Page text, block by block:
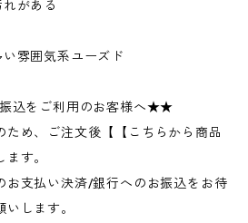
がある
雰囲気系ユーズド
込をご利用のお客様へ★★
ため、ご注文後【【こちらから商品
す。
お支払い決済/銀行へのお振込をお待
します。